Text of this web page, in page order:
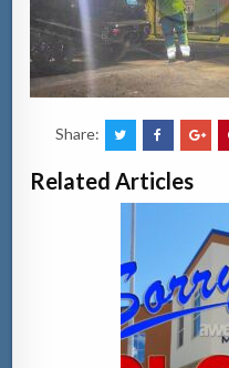
Share:
Related Articles